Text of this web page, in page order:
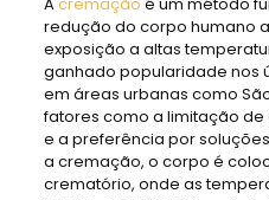
redução do corpo humano
exposição a altas
ganhado popularidade nos
em áreas urbanas como
fatores como a limitação
e a preferência por
a cremação, o corpo é
crematório, onde as